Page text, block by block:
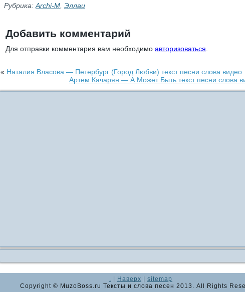
Рубрика: Archi-M Эллаи
Добавить комментарий
Для отправки комментария вам необходимо авторизоваться
« Наталия Власова — Петербург (Город Любви) текст песни слова видео
Артем Качарян — А Может Быть текст песни слова
. Наверх
sitemap
Copyright © MuzoBoss.ru Тексты и слова песен 2013. All Rights